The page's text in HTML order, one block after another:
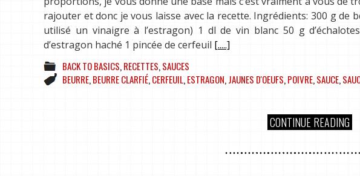
rajouter et donc je vous laisse avec la recette. Ingrédients: 300 g de
utilisé un vinaigre à l’estragon) 1 dl de vin blanc 50 g
d’estragon haché 1 pincée de cerfeuil [.....]
BACK TO BASICS,RECETTES,SAUCES
BEURRE,BEURRE CLARFIÉ,CERFEUIL,ESTRAGON,JAUNES D'OEUFS,POIVRE,SAUCE,
CONTINUE READING